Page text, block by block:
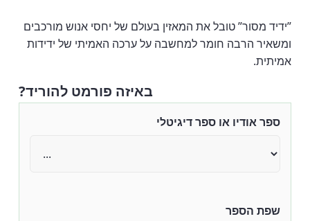
”ידיד מסור” טובל את המאזין בעולם של יחסי אנוש מורכבים
ומשאיר הרבה חומר למחשבה על ערכה האמיתי של ידידות
אמיתית.
באיזה פורמט להוריד?
ספר אודיו או ספר דיגיטלי
שפת הספר